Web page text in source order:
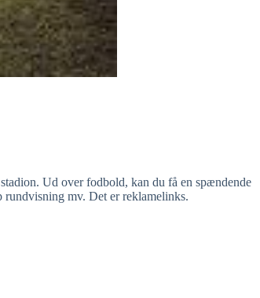
Ud over fodbold, kan du få en spændende
rundvisning mv. Det er reklamelinks.